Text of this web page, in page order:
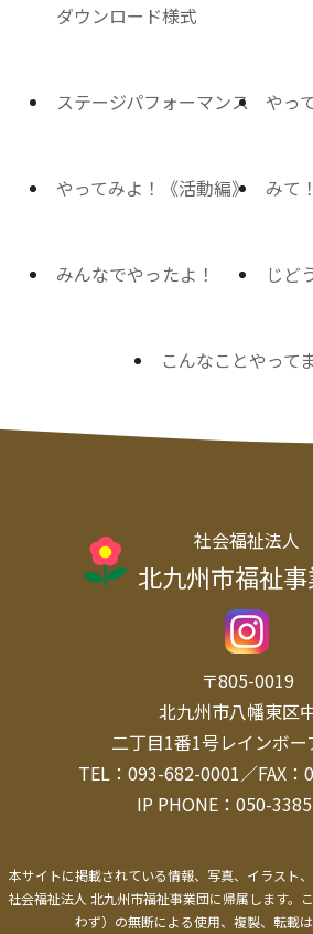
ダウンロード様式
ステージパフォーマンス やっ
やってみよ！《活動編》 みて
みんなでやったよ！ じど
こんなことやって
社会福祉法人
北九州市福祉
〒805-0019
北九州市八幡東区
二丁目1番1号レインボー
TEL：093-682-0001／FAX
IP PHONE：050-
本サイトに掲載されている情報、写真、イラスト
社会福祉法人 北九州市福祉事業団に帰属します。
わず）の無断による使用、複製、転載は